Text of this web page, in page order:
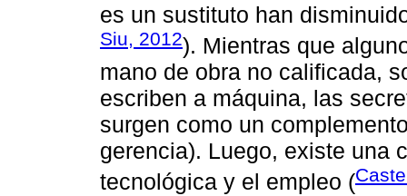
es un sustituto han
Siu, 2012). Mientras que
mano de obra no calificada,
escriben a máquina, las
surgen como un
gerencia). Luego, existe una
tecnológica y el empleo (